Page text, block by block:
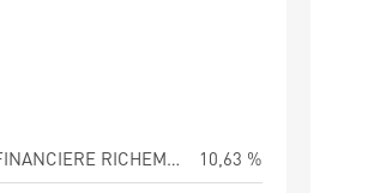
CIE FINANCIERE RICHEMO-A REG
10,63 %